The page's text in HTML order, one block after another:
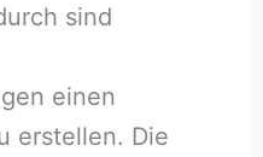
sind
einen
erstellen. Die